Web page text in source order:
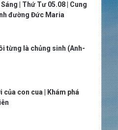
Sáng | Thứ Tư 05.08 | Cung
đường Đức Maria
từng là chủng sinh (Anh-
của con cua | Khám phá